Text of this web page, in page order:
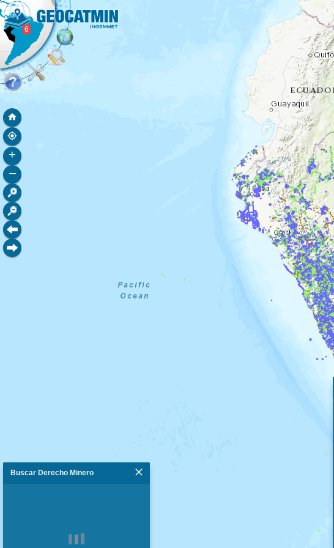
6
Buscar Derecho Minero
+
–